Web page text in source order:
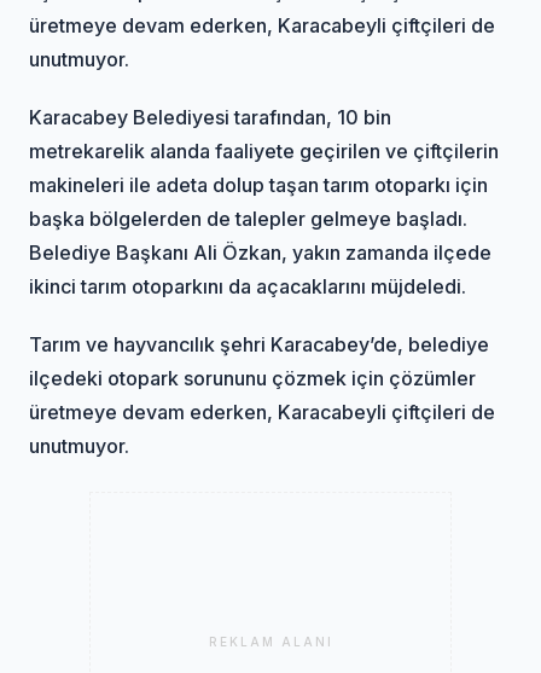
üretmeye devam ederken, Karacabeyli çiftçileri de
unutmuyor.
Karacabey Belediyesi tarafından, 10 bin
metrekarelik alanda faaliyete geçirilen ve çiftçilerin
makineleri ile adeta dolup taşan tarım otoparkı için
başka bölgelerden de talepler gelmeye başladı.
Belediye Başkanı Ali Özkan, yakın zamanda ilçede
ikinci tarım otoparkını da açacaklarını müjdeledi.
Tarım ve hayvancılık şehri Karacabey’de, belediye
ilçedeki otopark sorununu çözmek için çözümler
üretmeye devam ederken, Karacabeyli çiftçileri de
unutmuyor.
REKLAM ALANI